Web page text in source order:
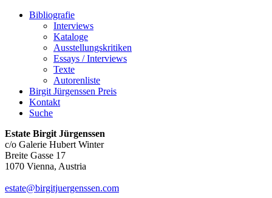
Bibliografie
Interviews
Kataloge
Ausstellungskritiken
Essays / Interviews
Texte
Autorenliste
Birgit Jürgenssen Preis
Kontakt
Suche
Estate Birgit Jürgenssen
c/o Galerie Hubert Winter
Breite Gasse 17
1070 Vienna, Austria
estate@birgitjuergenssen.com